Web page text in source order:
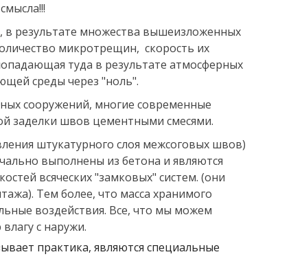
, в результате множества вышеизложенных
микротрещин, скорость их
туда в результате атмосферных
среды через "ноль".
сооружений, многие современные
заделки швов цементными смесями.
штукатурного слоя межсоговых швов)
выполнены из бетона и являются
всяческих "замковых" систем. (они
Тем более, что масса хранимого
воздействия. Все, что мы можем
с наружи.
практика, являются специальные